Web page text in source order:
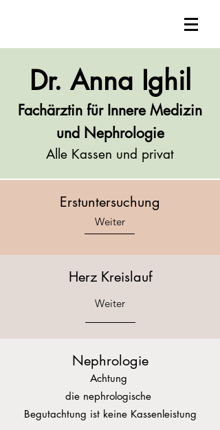
Dr. Anna Ighil
Fachärztin für Innere Medizin
und Nephrologie
Alle Kassen und privat
Erstuntersuchung
Weiter
Herz Kreislauf
Weiter
Nephrologie
Achtung
die nephrologische
Begutachtung ist keine Kassenleistung